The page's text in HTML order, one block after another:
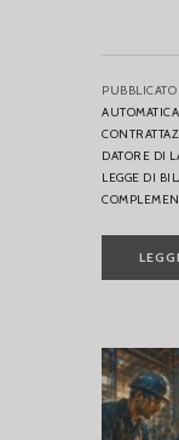
PUBBLICATO
DATORE DI
LEGGE DI
LEGGI